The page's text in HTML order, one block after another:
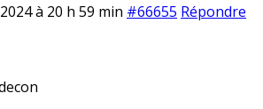
à 20 h 59 min #66655 Répondre